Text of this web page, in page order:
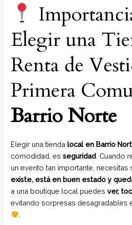
Elegir una
Renta de
Primera
Barrio Norte
Elegir una tiendalocal en Barrio
comodidad, esseguridad . Cuando
un evento tan importante, necesitas
existe, está en buen estado y
a una boutique local puedesver,
evitando sorpresas desagradables